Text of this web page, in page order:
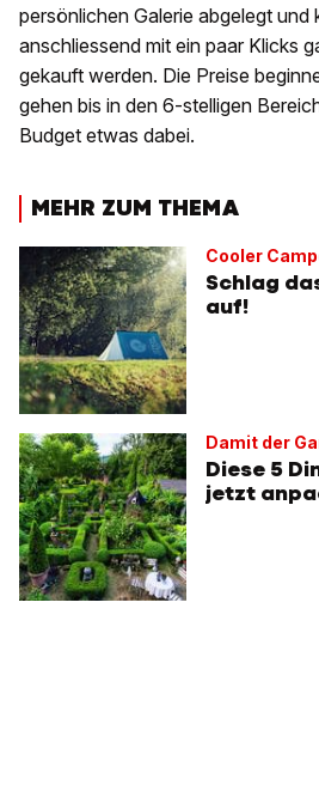
persönlichen Galerie abgelegt und
anschliessend mit ein paar Klicks
gekauft werden. Die Preise
gehen bis in den 6-stelligen
Budget etwas dabei.
MEHR ZUM THEMA
Cooler
Schlag
auf!
Damit der
Diese 5
jetzt